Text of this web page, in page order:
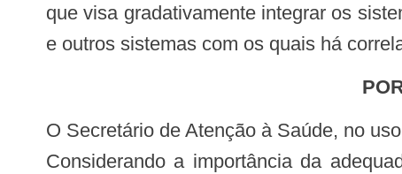
que visa gradativamente integrar os
e outros sistemas com os quais há
O Secretário de Atenção à Saúde, no
Considerando a importância da